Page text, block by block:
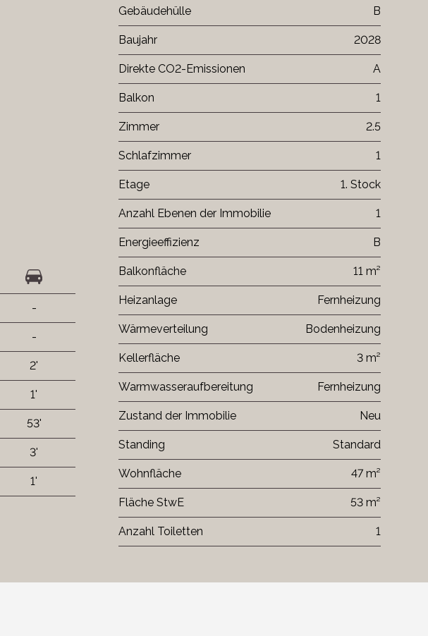
-
-
2'
1'
53'
3'
1'
Gebäudehülle B
Baujahr 2028
Direkte CO2-Emissionen A
Balkon 1
Zimmer 2.5
Schlafzimmer 1
Etage 1. Stock
Anzahl Ebenen der Immobilie 1
Energieeffizienz B
Balkonfläche 11 m²
Heizanlage Fernheizung
Wärmeverteilung Bodenheizung
Kellerfläche 3 m²
Warmwasseraufbereitung Fernheizung
Zustand der Immobilie Neu
Standing Standard
Wohnfläche 47 m²
Fläche StwE 53 m²
Anzahl Toiletten 1